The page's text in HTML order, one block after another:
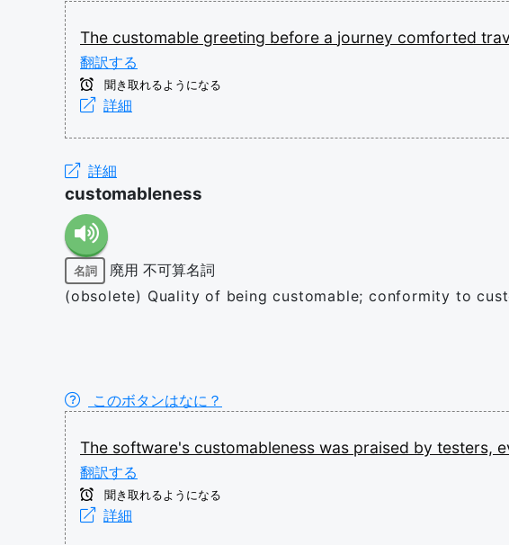
The customable greeting before a journey comforted
翻訳する
聞き取れるようになる
詳細
詳細
customableness
名詞 廃用 不可算名詞
(obsolete) Quality of being customable; conformity to
このボタンはなに？
The software's customableness was praised by testers,
翻訳する
聞き取れるようになる
詳細